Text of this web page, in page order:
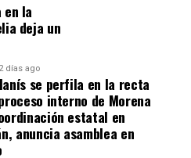
la
deja un
2 días ago
se perfila en la recta
interno de Morena
estatal en
anuncia asamblea en